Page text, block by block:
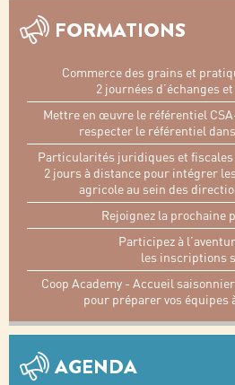
FORMATIONS
Commerce des grains et
2 journées d’échanges
Mettre en œuvre le référentiel
respecter le référentiel
Particularités juridiques et fiscales
2 jours à distance pour intégrer
agricole au sein des
Rejoignez la prochaine
Participez à
les inscriptions
Coop Academy - Accueil
pour préparer vos équipes
AGENDA